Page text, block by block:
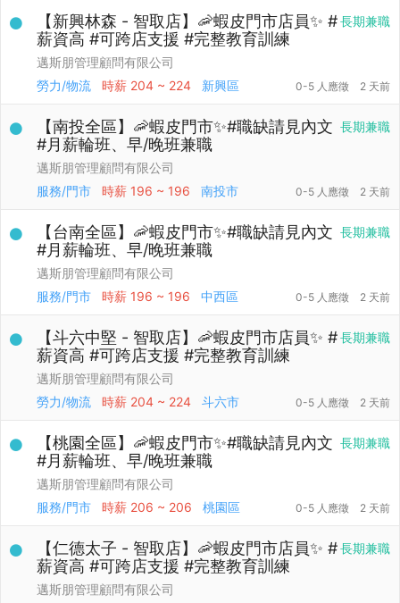
長期兼職
【新興林森 - 智取店】🦐蝦皮門市店員✨ #
薪資高 #可跨店支援 #完整教育訓練
邁斯朋管理顧問有限公司
勞力/物流
時薪 204 ~ 224 新興區 0-5 人應徵 2 天前
長期兼職
【南投全區】🦐蝦皮門市✨#職缺請見內文
#月薪輪班、早/晚班兼職
邁斯朋管理顧問有限公司
服務/門市
時薪 196 ~ 196 南投市 0-5 人應徵 2 天前
長期兼職
【台南全區】🦐蝦皮門市✨#職缺請見內文
#月薪輪班、早/晚班兼職
邁斯朋管理顧問有限公司
服務/門市
時薪 196 ~ 196 中西區 0-5 人應徵 2 天前
長期兼職
【斗六中堅 - 智取店】🦐蝦皮門市店員✨ #
薪資高 #可跨店支援 #完整教育訓練
邁斯朋管理顧問有限公司
勞力/物流
時薪 204 ~ 224 斗六市 0-5 人應徵 2 天前
長期兼職
【桃園全區】🦐蝦皮門市✨#職缺請見內文
#月薪輪班、早/晚班兼職
邁斯朋管理顧問有限公司
服務/門市
時薪 206 ~ 206 桃園區 0-5 人應徵 2 天前
長期兼職
【仁德太子 - 智取店】🦐蝦皮門市店員✨ #
薪資高 #可跨店支援 #完整教育訓練
邁斯朋管理顧問有限公司